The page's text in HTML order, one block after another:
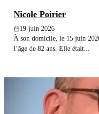
Recherche
Nicole Poirier
19 juin 2026
À son domicile, le 15 juin
l’âge de 82 ans. Elle était...